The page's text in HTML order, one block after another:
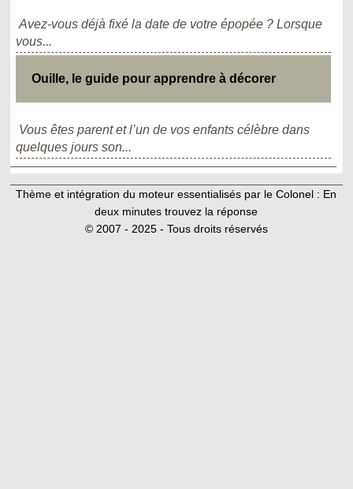
Avez-vous déjà fixé la date de votre épopée ? Lorsque
vous...
Ouille, le guide pour apprendre à décorer
Vous êtes parent et l’un de vos enfants célèbre dans
quelques jours son...
Thème et intégration du moteur essentialisés par le Colonel : En
deux minutes trouvez la réponse
© 2007 - 2025 - Tous droits réservés